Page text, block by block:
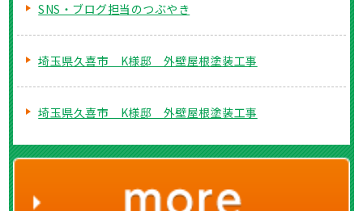
SNS・ブログ担当のつぶやき
埼玉県久喜市 K様邸 外壁屋根塗装工事
埼玉県久喜市 K様邸 外壁屋根塗装工事